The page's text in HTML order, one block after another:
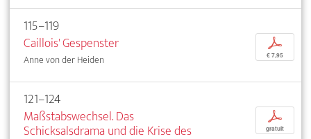
115–119
Caillois' Gespenster
Anne von der Heiden
p
€ 7,95
121–124
Maßstabswechsel. Das
Schicksalsdrama und die Krise des
p
gratuit